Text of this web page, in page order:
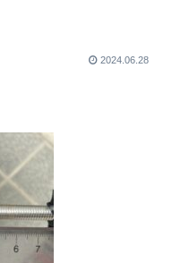
2024.06.28